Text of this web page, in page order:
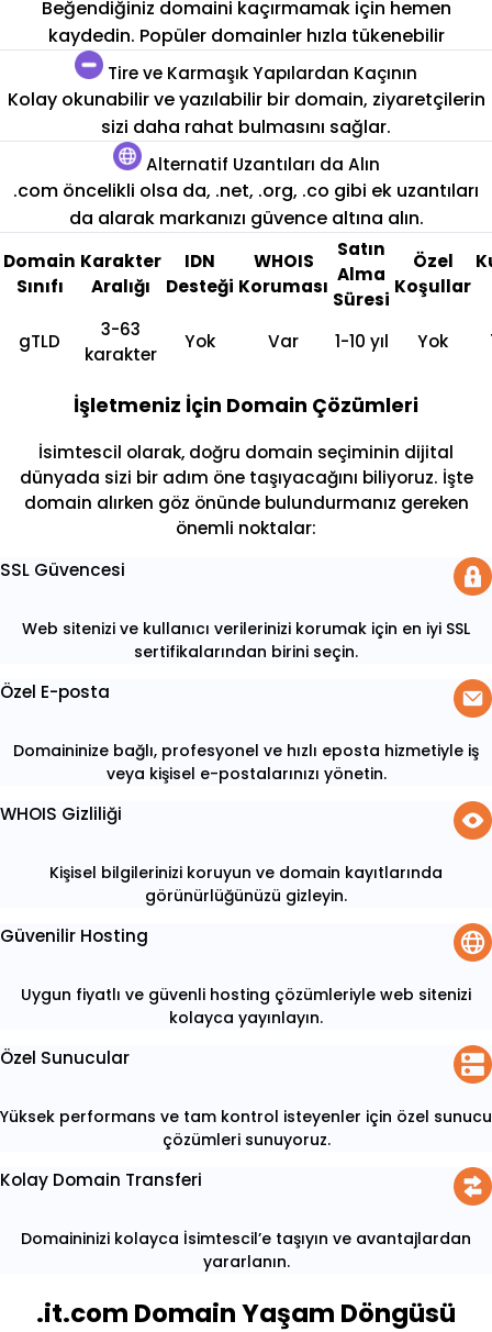
Beğendiğiniz domaini kaçırmamak için hemen
kaydedin. Popüler domainler hızla tükenebilir
Tire ve Karmaşık Yapılardan Kaçının
Kolay okunabilir ve yazılabilir bir domain, ziyaretçilerin
sizi daha rahat bulmasını sağlar.
Alternatif Uzantıları da Alın
.com öncelikli olsa da, .net, .org, .co gibi ek uzantıları
da alarak markanızı güvence altına alın.
Domain
Sınıfı
Karakter
Aralığı
IDN
Desteği
WHOIS
Koruması
Satın
Alma
Süresi
Özel
Koşullar
gTLD
3-63
karakter
Yok Var 1-10 yıl Yok
İşletmeniz İçin Domain Çözümleri
İsimtescil olarak, doğru domain seçiminin dijital
dünyada sizi bir adım öne taşıyacağını biliyoruz. İşte
domain alırken göz önünde bulundurmanız gereken
önemli noktalar:
SSL Güvencesi
Web sitenizi ve kullanıcı verilerinizi korumak için en iyi SSL
sertifikalarından birini seçin.
Özel E-posta
Domaininize bağlı, profesyonel ve hızlı eposta hizmetiyle iş
veya kişisel e-postalarınızı yönetin.
WHOIS Gizliliği
Kişisel bilgilerinizi koruyun ve domain kayıtlarında
görünürlüğünüzü gizleyin.
Güvenilir Hosting
Uygun fiyatlı ve güvenli hosting çözümleriyle web sitenizi
kolayca yayınlayın.
Özel Sunucular
Yüksek performans ve tam kontrol isteyenler için özel sunucu
çözümleri sunuyoruz.
Kolay Domain Transferi
Domaininizi kolayca İsimtescil’e taşıyın ve avantajlardan
yararlanın.
.it.com Domain Yaşam Döngüsü